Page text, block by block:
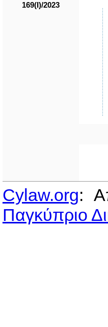
169(I)/2023
Cylaw.org:
Παγκύπριο